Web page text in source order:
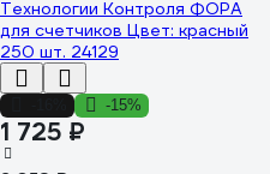
-15%
1 725 ₽